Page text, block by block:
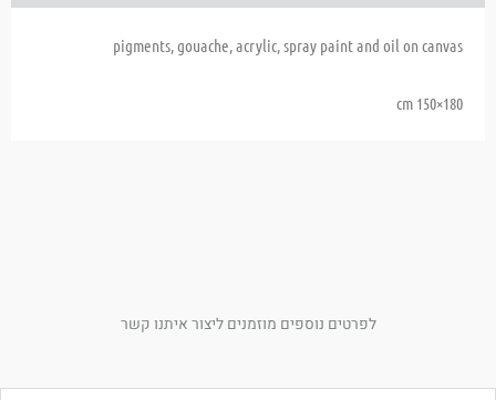
pigments, gouache, acrylic, spray paint and oil on canvas
180×150 cm
לפרטים נוספים מוזמנים ליצור איתנו קשר